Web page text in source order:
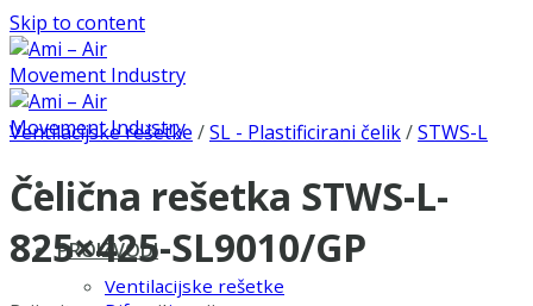
Skip to content
PROIZVODI
Ventilacijske rešetke
Ventilacijske rešetke /SL - Plastificirani čelik/STWS-L
Čelična rešetka STWS-L-
825×425-SL9010/GP